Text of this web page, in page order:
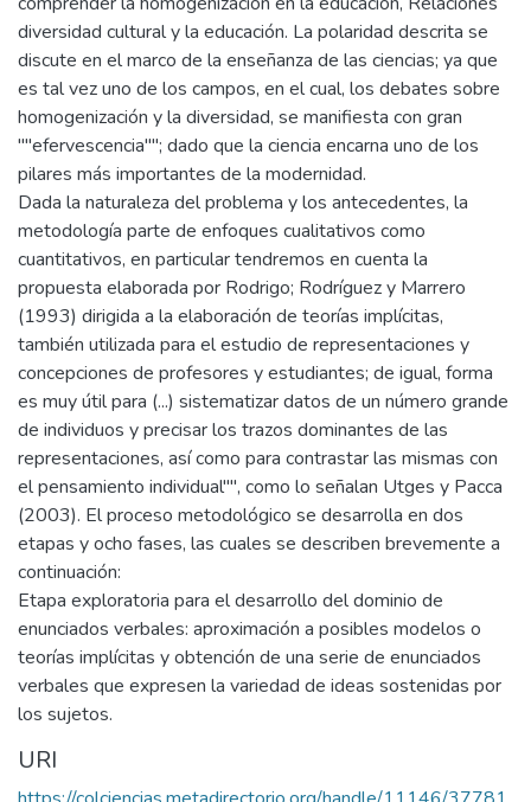
diversidad cultural y la educación. La polaridad descrita se
discute en el marco de la enseñanza de las ciencias; ya que
es tal vez uno de los campos, en el cual, los debates sobre
homogenización y la diversidad, se manifiesta con gran
""efervescencia""; dado que la ciencia encarna uno de los
pilares más importantes de la modernidad.
Dada la naturaleza del problema y los antecedentes, la
metodología parte de enfoques cualitativos como
cuantitativos, en particular tendremos en cuenta la
propuesta elaborada por Rodrigo; Rodríguez y Marrero
(1993) dirigida a la elaboración de teorías implícitas,
también utilizada para el estudio de representaciones y
concepciones de profesores y estudiantes; de igual, forma
es muy útil para (...) sistematizar datos de un número grande
de individuos y precisar los trazos dominantes de las
representaciones, así como para contrastar las mismas con
el pensamiento individual"", como lo señalan Utges y Pacca
(2003). El proceso metodológico se desarrolla en dos
etapas y ocho fases, las cuales se describen brevemente a
continuación:
Etapa exploratoria para el desarrollo del dominio de
enunciados verbales: aproximación a posibles modelos o
teorías implícitas y obtención de una serie de enunciados
verbales que expresen la variedad de ideas sostenidas por
los sujetos.
URI